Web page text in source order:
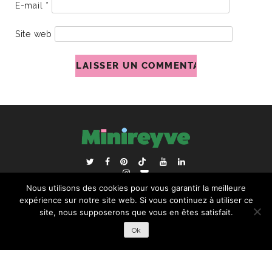
E-mail *
Site web
ACCUEIL BLOGROLL
RECHERCHER :
Nous utilisons des cookies pour vous garantir la meilleure
expérience sur notre site web. Si vous continuez à utiliser ce
site, nous supposerons que vous en êtes satisfait.
Ok